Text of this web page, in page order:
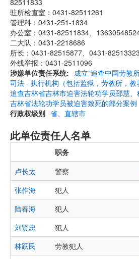
82511833
驻所检查室：0431-82511261
管理科：0431-251-1834
办公室：0431-82511834、
二大队：0431-2218686
所长：0431-82515877、0431-82513323
外线举报：0431-2511096
涉嫌单位责任系统
司法 - 执行机构（包括监狱，劳教所，教
成立"追查中国劳教
追查吉林省吉林市迫害法轮功学员邵慧
吉林省法轮功学员被迫害致死的部分案例
行政权级别 省、直辖市
此单位责任人名单
职务
卢长太
警察
张作海
犯人
陆春海
犯人
刘贤忠
犯人
林跃民
劳教犯人